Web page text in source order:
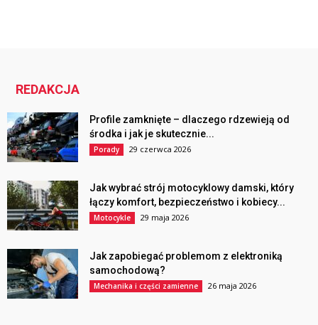
REDAKCJA
Profile zamknięte – dlaczego rdzewieją od
środka i jak je skutecznie...
Porady 29 czerwca 2026
Jak wybrać strój motocyklowy damski, który
łączy komfort, bezpieczeństwo i kobiecy...
Motocykle 29 maja 2026
Jak zapobiegać problemom z elektroniką
samochodową?
Mechanika i części zamienne 26 maja 2026